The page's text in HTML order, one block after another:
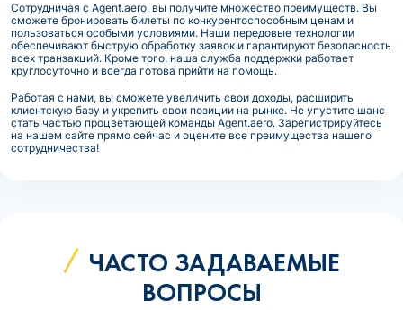
Сотрудничая с Agent.aero, вы получите множество преимуществ. Вы
сможете бронировать билеты по конкурентоспособным ценам и
пользоваться особыми условиями. Наши передовые технологии
обеспечивают быструю обработку заявок и гарантируют безопасность
всех транзакций. Кроме того, наша служба поддержки работает
круглосуточно и всегда готова прийти на помощь.
Работая с нами, вы сможете увеличить свои доходы, расширить
клиентскую базу и укрепить свои позиции на рынке. Не упустите шанс
стать частью процветающей команды Agent.aero. Зарегистрируйтесь
на нашем сайте прямо сейчас и оцените все преимущества нашего
сотрудничества!
ЧАСТО ЗАДАВАЕМЫЕ
ВОПРОСЫ